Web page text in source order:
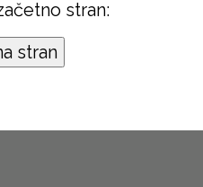
stran: